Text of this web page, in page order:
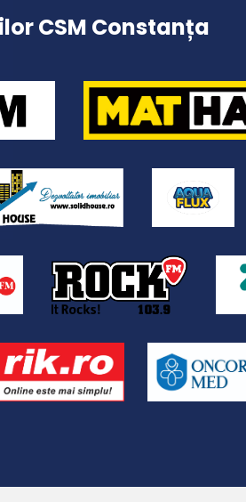
CSM Constanța